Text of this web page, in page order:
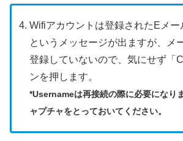
Wifiアカウントは登録されたEメー
というメッセージが出ますが、メ
登録していないので、気にせず「
ンを押します。
*Usernameは再接続の際に必要になり
ャプチャをとっておいてください。